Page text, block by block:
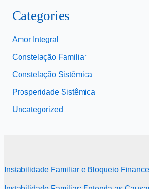
Categories
Amor Integral
Constelação Familiar
Constelação Sistêmica
Prosperidade Sistêmica
Uncategorized
Instabilidade Familiar e Bloqueio